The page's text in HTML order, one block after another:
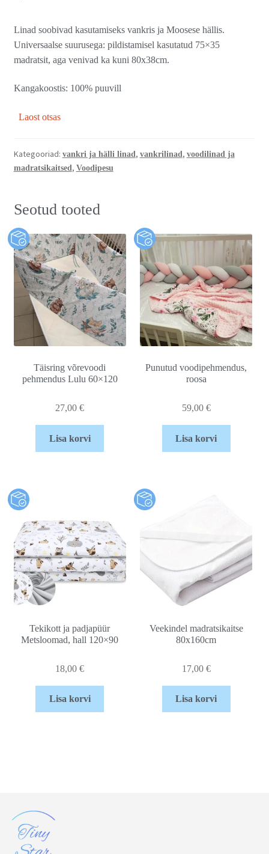
Linad soobivad kasutamiseks vankris ja Moosese hällis.
Universaalse suurusega: pildistamisel kasutatud 75×35
madratsit, aga venivad ka kuni 80x38cm.
Kangakoostis: 100% puuvill
Laost otsas
Kategooriad: vankri ja hälli linad, vankrilinad, voodilinad ja
madratsikaitsed, Voodipesu
Seotud tooted
Täisring võrevoodi
pehmendus Lulu 60×120
27,00€
Lisa korvi
Punutud voodipehmendus,
roosa
59,00 €
Lisa korvi
Tekikott ja padjapüür
Metsloomad, hall 120×90
18,00€
Lisa korvi
Veekindel madratsikaitse
80x160cm
17,00 €
Lisa korvi